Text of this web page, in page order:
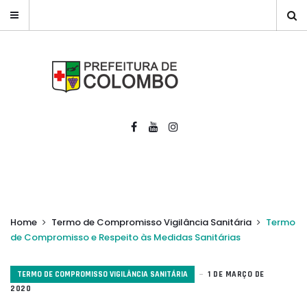
Home Termo de Compromisso Vigilância Sanitária
Termo
de Compromisso e Respeito às Medidas Sanitárias
TERMO DE COMPROMISSO VIGILÂNCIA SANITÁRIA
1 DE MARÇO DE
2020